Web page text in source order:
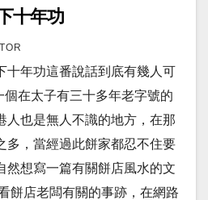
十年功
十年功這番說話到底有幾人可
個在太子有三十多年老字號的
人也是無人不識的地方，在那
多，當經過此餅家都忍不住要
然想寫一篇有關餅店風水的文
餅店老闆有關的事跡，在網路